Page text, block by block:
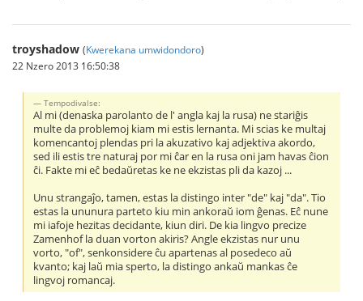
troyshadow (Kwerekana umwidondoro)
22 Nzero 2013 16:50:38
Tempodivalse:
Al mi (denaska parolanto de l' angla kaj la rusa) ne stariĝis
multe da problemoj kiam mi estis lernanta. Mi scias ke multaj
komencantoj plendas pri la akuzativo kaj adjektiva akordo,
sed ili estis tre naturaj por mi ĉar en la rusa oni jam havas ĉion
ĉi. Fakte mi eĉ bedaŭretas ke ne ekzistas pli da kazoj ...
Unu strangaĵo, tamen, estas la distingo inter "de" kaj "da". Tio
estas la ununura parteto kiu min ankoraŭ iom ĝenas. Eĉ nune
mi iafoje hezitas decidante, kiun diri. De kia lingvo precize
Zamenhof la duan vorton akiris? Angle ekzistas nur unu
vorto, "of", senkonsidere ĉu apartenas al posedeco aŭ
kvanto; kaj laŭ mia sperto, la distingo ankaŭ mankas ĉe
lingvoj romancaj.